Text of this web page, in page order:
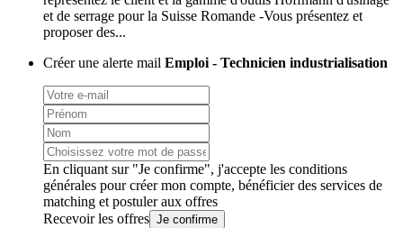
et de serrage pour la Suisse Romande -Vous présentez et
proposer des...
Créer une alerte mail Emploi - Technicien industrialisation
En cliquant sur "Je confirme", j'accepte les conditions
générales pour créer mon compte, bénéficier des services de
matching et postuler aux offres
Recevoir les offres Je confirme